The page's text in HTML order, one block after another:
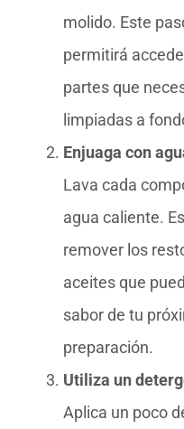
molido. Este
permitirá
partes que
limpiadas a
Enjuaga con
Lava cada
agua caliente.
remover los
aceites que
sabor de tu
preparación.
Utiliza un
Aplica un poco